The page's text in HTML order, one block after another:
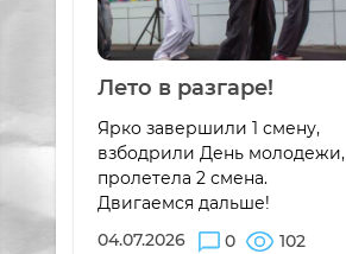
Лето в разгаре!
Ярко завершили 1 смену,
взбодрили День молодежи,
пролетела 2 смена.
Двигаемся дальше!
04.07.2026
0 102